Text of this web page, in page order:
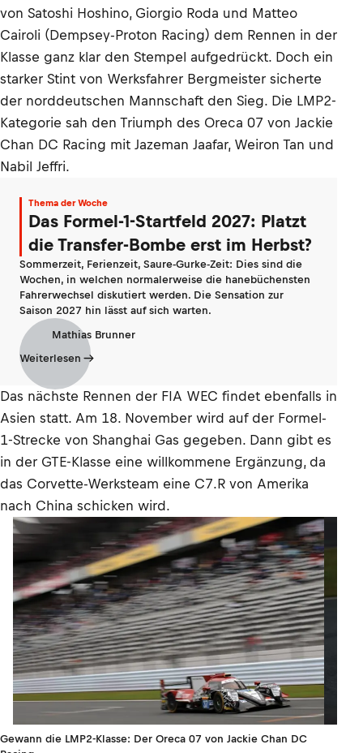
von Satoshi Hoshino, Giorgio Roda und Matteo
Cairoli (Dempsey-Proton Racing) dem Rennen in der
Klasse ganz klar den Stempel aufgedrückt. Doch ein
starker Stint von Werksfahrer Bergmeister sicherte
der norddeutschen Mannschaft den Sieg. Die LMP2-
Kategorie sah den Triumph des Oreca 07 von Jackie
Chan DC Racing mit Jazeman Jaafar, Weiron Tan und
Nabil Jeffri.
Thema der Woche
Das Formel-1-Startfeld 2027: Platzt
die Transfer-Bombe erst im Herbst?
Sommerzeit, Ferienzeit, Saure-Gurke-Zeit: Dies sind die
Wochen, in welchen normalerweise die hanebüchensten
Fahrerwechsel diskutiert werden. Die Sensation zur
Saison 2027 hin lässt auf sich warten.
Mathias Brunner
Weiterlesen
Das nächste Rennen der FIA WEC findet ebenfalls in
Asien statt. Am 18. November wird auf der Formel-
1-Strecke von Shanghai Gas gegeben. Dann gibt es
in der GTE-Klasse eine willkommene Ergänzung, da
das Corvette-Werksteam eine C7.R von Amerika
nach China schicken wird.
Gewann die LMP2-Klasse: Der Oreca 07 von Jackie Chan DC